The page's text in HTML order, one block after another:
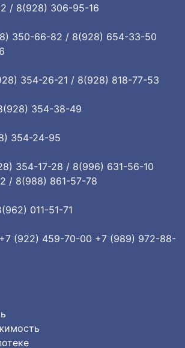
/ 8(928) 306-95-16
350-66-82 / 8(928) 654-33-50
354-26-21 / 8(928) 818-77-53
354-38-49
354-24-95
354-17-28 / 8(996) 631-56-10
/ 8(988) 861-57-78
011-51-71
+7 (922) 459-70-00 +7 (989) 972-88-